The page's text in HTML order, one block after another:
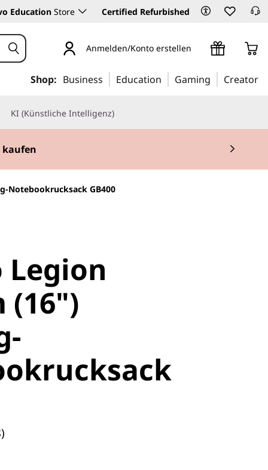
Education Store Certified Refurbished
Anmelden/Konto erstellen
Shop: Business Education Gaming Creator
KI (Künstliche Intelligenz)
kaufen
Notebookrucksack GB400
Legion
(16")